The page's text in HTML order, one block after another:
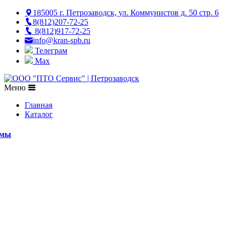
185005 г. Петрозаводск, ул. Коммунистов д. 50 стр. 6
8(812)207-72-25
8(812)917-72-25
info@kran-spb.ru
Телеграм
Max
Меню
Главная
Каталог